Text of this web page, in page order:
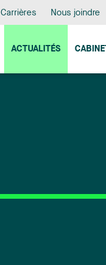
Carrières Nous joindre
ACTUALITÉS